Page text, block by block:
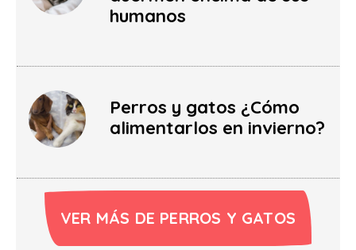
humanos
Perros y gatos ¿Cómo
alimentarlos en invierno?
VER MÁS DE PERROS Y GATOS